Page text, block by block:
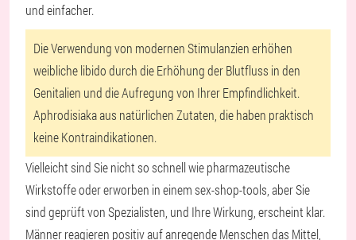
und einfacher.
Die Verwendung von modernen Stimulanzien erhöhen
weibliche libido durch die Erhöhung der Blutfluss in den
Genitalien und die Aufregung von Ihrer Empfindlichkeit.
Aphrodisiaka aus natürlichen Zutaten, die haben praktisch
keine Kontraindikationen.
Vielleicht sind Sie nicht so schnell wie pharmazeutische
Wirkstoffe oder erworben in einem sex-shop-tools, aber Sie
sind geprüft von Spezialisten, und Ihre Wirkung, erscheint klar.
Männer reagieren positiv auf anregende Menschen das Mittel,